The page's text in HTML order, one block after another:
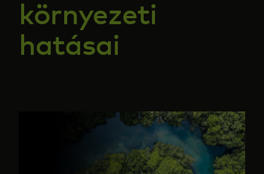
Hírek és trendek
környezeti
hatásai